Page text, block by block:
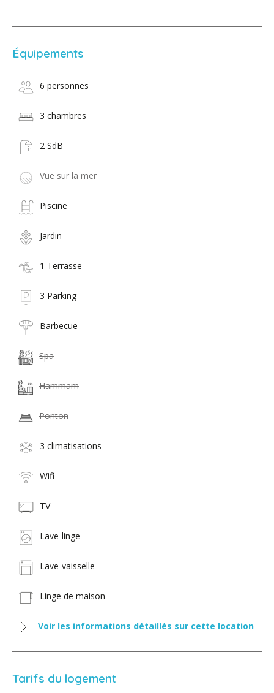
Équipements
6 personnes
3 chambres
2 SdB
Vue sur la mer
Piscine
Jardin
1 Terrasse
3 Parking
Barbecue
Spa
Hammam
Ponton
3 climatisations
Wifi
TV
Lave-linge
Lave-vaisselle
Linge de maison
Voir les informations détaillés sur cette location
Tarifs du logement